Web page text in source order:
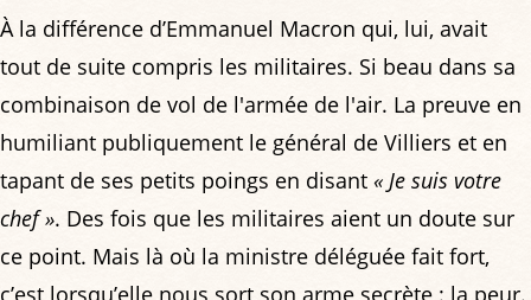
À la différence d’Emmanuel Macron qui, lui, avait
tout de suite compris les militaires. Si beau dans sa
combinaison de vol de l'armée de l'air. La preuve en
humiliant publiquement le général de Villiers et en
tapant de ses petits poings en disant « Je suis votre
chef ». Des fois que les militaires aient un doute sur
ce point. Mais là où la ministre déléguée fait fort,
c’est lorsqu’elle nous sort son arme secrète : la peur.